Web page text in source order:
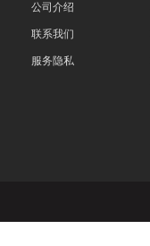
公司介绍
联系我们
服务隐私